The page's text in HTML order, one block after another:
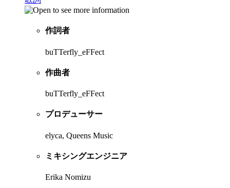
作詞者
buTTerfly_eFFect
作曲者
buTTerfly_eFFect
プロデューサー
elyca, Queens Music
ミキシングエンジニア
Erika Nomizu